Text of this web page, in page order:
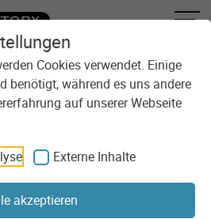
Cookies verwendet. Einige
benötigt, während es uns andere
auf unserer Webseite
Externe Inhalte
akzeptieren